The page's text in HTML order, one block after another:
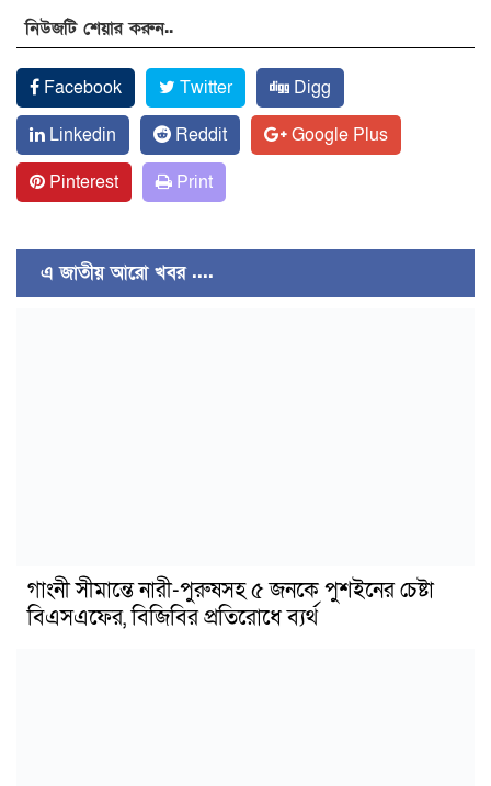
নিউজটি শেয়ার করুন..
Facebook Twitter
Digg
Linkedin
Reddit
Google Plus
Pinterest
Print
এ জাতীয় আরো খবর ....
গাংনী সীমান্তে নারী-পুরুষসহ ৫ জনকে পুশইনের চেষ্টা
বিএসএফের, বিজিবির প্রতিরোধে ব্যর্থ